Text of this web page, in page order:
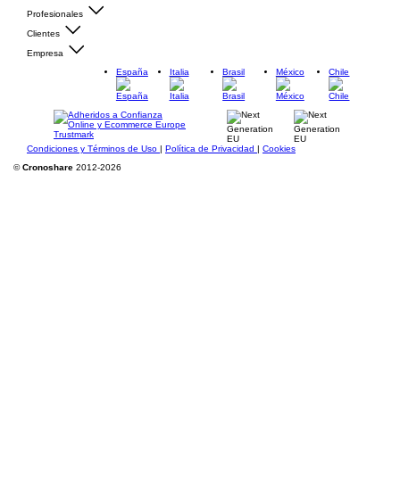
Profesionales
Clientes
Empresa
España
Italia Brasil México Chile
Condiciones y Términos de Uso | Política de Privacidad | Cookies
©Cronoshare 2012-2026